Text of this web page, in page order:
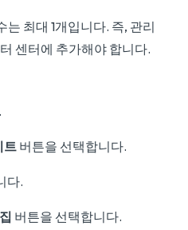
최대 1개입니다. 즉, 관리
센터에 추가해야 합니다.
트버튼을 선택합니다.
다.
버튼을 선택합니다.